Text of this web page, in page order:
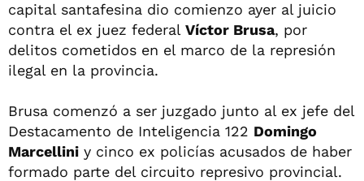
capital santafesina dio comienzo ayer al juicio
contra el ex juez federal Víctor Brusa, por
delitos cometidos en el marco de la represión
ilegal en la provincia.
Brusa comenzó a ser juzgado junto al ex jefe del
Destacamento de Inteligencia 122 Domingo
Marcellini y cinco ex policías acusados de haber
formado parte del circuito represivo provincial.